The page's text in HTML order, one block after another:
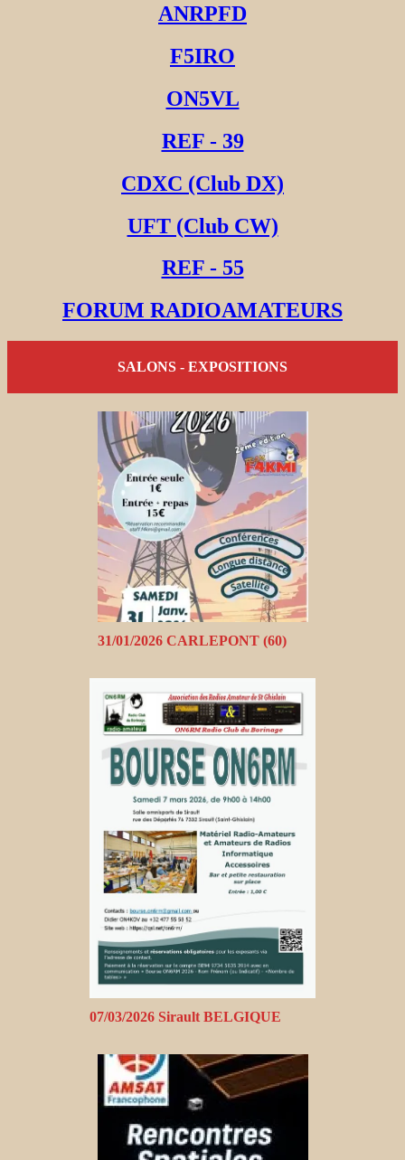
ANRPFD
F5IRO
ON5VL
REF - 39
CDXC (Club DX)
UFT (Club CW)
REF - 55
FORUM RADIOAMATEURS
SALONS - EXPOSITIONS
31/01/2026 CARLEPONT (60)
07/03/2026 Sirault BELGIQUE